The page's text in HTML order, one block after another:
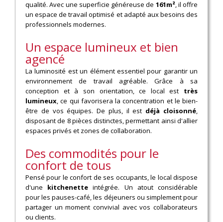
qualité. Avec une superficie généreuse de 161m², il offre
un espace de travail optimisé et adapté aux besoins des
professionnels modernes.
Un espace lumineux et bien
agencé
La luminosité est un élément essentiel pour garantir un
environnement de travail agréable. Grâce à sa
conception et à son orientation, ce local est très
lumineux, ce qui favorisera la concentration et le bien-
être de vos équipes. De plus, il est déjà cloisonné,
disposant de 8 pièces distinctes, permettant ainsi d'allier
espaces privés et zones de collaboration.
Des commodités pour le
confort de tous
Pensé pour le confort de ses occupants, le local dispose
d'une kitchenette intégrée. Un atout considérable
pour les pauses-café, les déjeuners ou simplement pour
partager un moment convivial avec vos collaborateurs
ou clients.